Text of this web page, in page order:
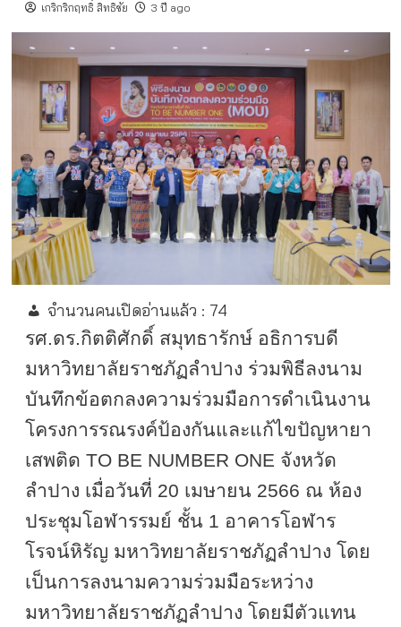
เกริกริกฤทธิ์ สิทธิชัย 3 ปี ago
จำนวนคนเปิดอ่านแล้ว : 74
รศ.ดร.กิตติศักดิ์ สมุทธารักษ์ อธิการบดี
มหาวิทยาลัยราชภัฏลำปาง ร่วมพิธีลงนาม
บันทึกข้อตกลงความร่วมมือการดำเนินงาน
โครงการรณรงค์ป้องกันและแก้ไขปัญหายา
เสพติด TO BE NUMBER ONE จังหวัด
ลำปาง เมื่อวันที่ 20 เมษายน 2566 ณ ห้อง
ประชุมโอฬารรมย์ ชั้น 1 อาคารโอฬาร
โรจน์หิรัญ มหาวิทยาลัยราชภัฏลำปาง โดย
เป็นการลงนามความร่วมมือระหว่าง
มหาวิทยาลัยราชภัฏลำปาง โดยมีตัวแทน